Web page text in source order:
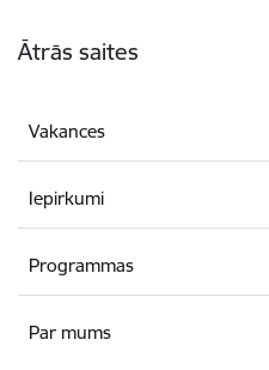
Ātrās saites
Vakances
Iepirkumi
Programmas
Par mums